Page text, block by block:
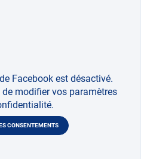
Facebook est désactivé.
modifier vos paramètres
CONSENTEMENTS